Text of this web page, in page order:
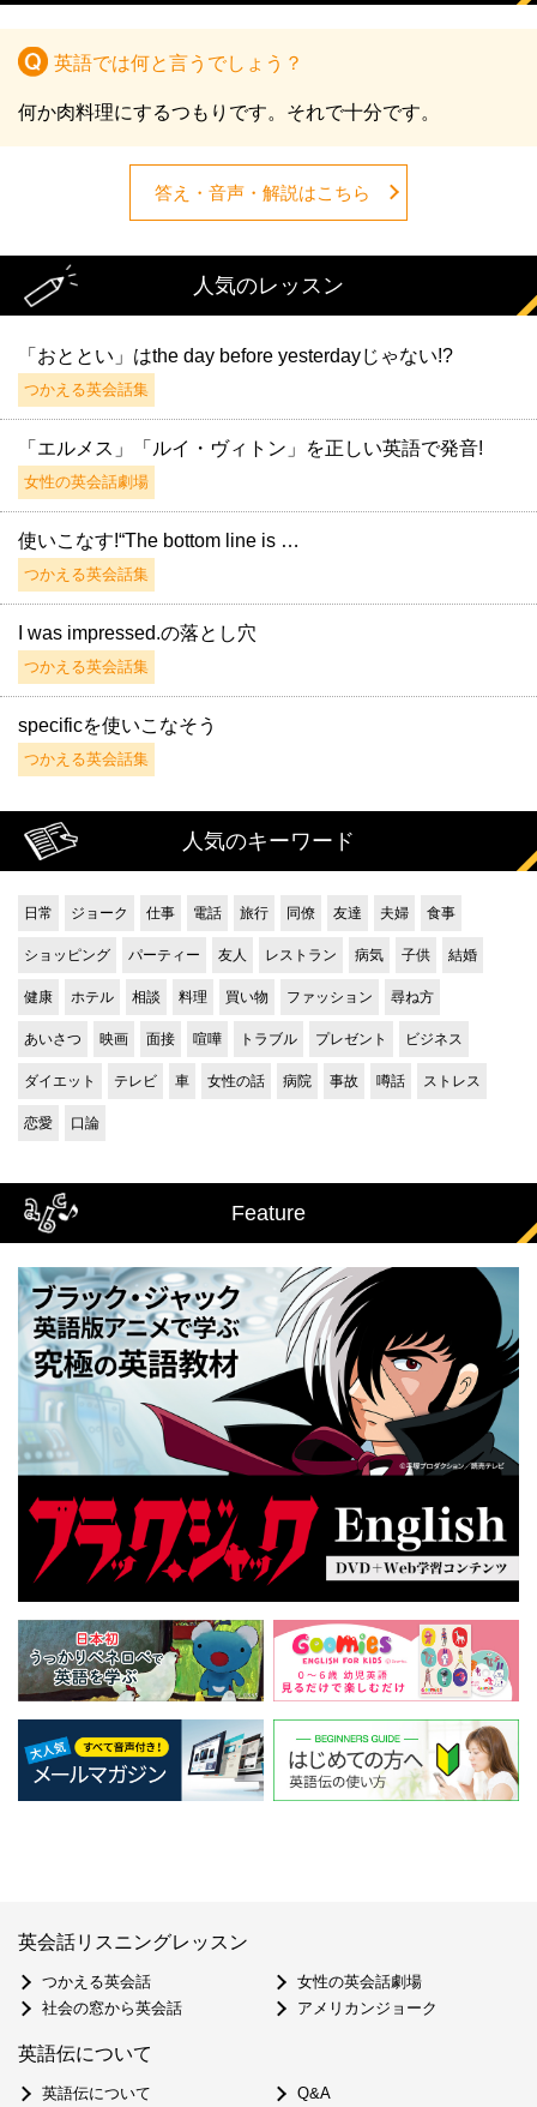
英語では何と言うでしょう？
何か肉料理にするつもりです。それで十分です。
答え・音声・解説はこちら
人気のレッスン
「おととい」はthe day before yesterdayじゃない!?
つかえる英会話集
「エルメス」「ルイ・ヴィトン」を正しい英語で発音!
女性の英会話劇場
使いこなす!“The bottom line is …
つかえる英会話集
I was impressed.の落とし穴
つかえる英会話集
specificを使いこなそう
つかえる英会話集
人気のキーワード
日常 ジョーク 仕事 電話 旅行 同僚 友達 夫婦 食事
ショッピング パーティー 友人 レストラン 病気 子供 結婚
健康 ホテル 相談 料理 買い物 ファッション 尋ね方
あいさつ 映画 面接 喧嘩 トラブル プレゼント ビジネス
ダイエット テレビ 車 女性の話 病院 事故 噂話 ストレス
恋愛 口論
Feature
英会話リスニングレッスン
つかえる英会話
女性の英会話劇場
社会の窓から英会話
アメリカンジョーク
英語伝について
英語伝について Q&A